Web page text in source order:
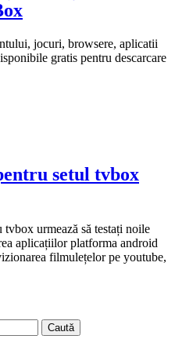
jocuri, browsere, aplicatii
gratis pentru descarcare
setul tvbox
urmează să testați noile
aplicațiilor platforma android
filmulețelor pe youtube,